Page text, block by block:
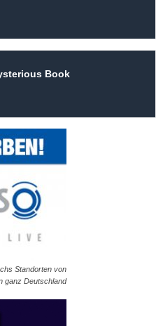
Book
Standorten von
ganz Deutschland